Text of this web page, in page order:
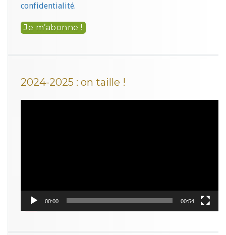
confidentialité.
2024-2025 : on taille !
00:00 00:54